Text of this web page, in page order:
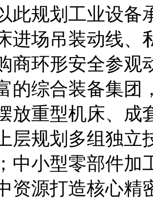
此规划工业设备
进场吊装动线、
商环形安全参观
的综合装备集团
放重型机床、成
层规划多组独立
中小型零部件加
资源打造核心精